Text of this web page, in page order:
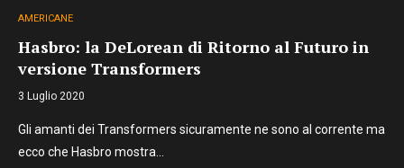
AMERICANE
Hasbro: la DeLorean di Ritorno al Futuro in
versione Transformers
3 Luglio 2020
Gli amanti dei Transformers sicuramente ne sono al corrente ma
ecco che Hasbro mostra…